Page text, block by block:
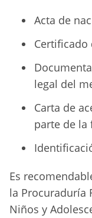
Acta de
Certificado
legal del
Carta de
parte de la
Es
la Procuraduría
Niños y